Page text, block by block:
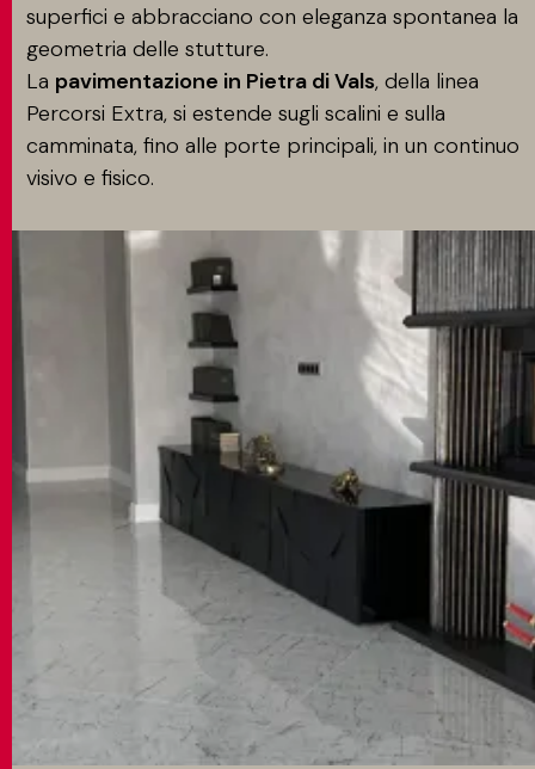
superfici e abbracciano con eleganza spontanea la
geometria delle stutture.
La pavimentazione in Pietra di Vals, della linea
Percorsi Extra, si estende sugli scalini e sulla
camminata, fino alle porte principali, in un continuo
visivo e fisico.